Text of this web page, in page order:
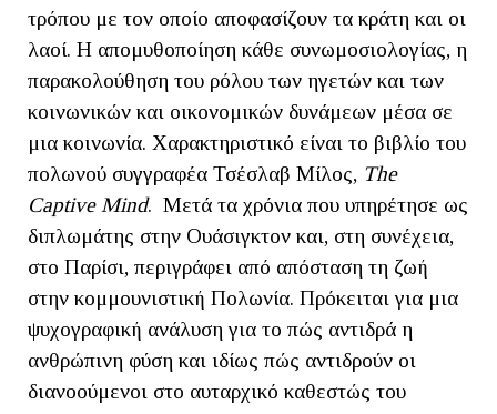
τρόπου με τον οποίο αποφασίζουν τα κράτη και οι
λαοί. Η απομυθοποίηση κάθε συνωμοσιολογίας, η
παρακολούθηση του ρόλου των ηγετών και των
κοινωνικών και οικονομικών δυνάμεων μέσα σε
μια κοινωνία. Χαρακτηριστικό είναι το βιβλίο του
πολωνού συγγραφέα Τσέσλαβ Μίλος, The
Captive Mind. Μετά τα χρόνια που υπηρέτησε ως
διπλωμάτης στην Ουάσιγκτον και, στη συνέχεια,
στο Παρίσι, περιγράφει από απόσταση τη ζωή
στην κομμουνιστική Πολωνία. Πρόκειται για μια
ψυχογραφική ανάλυση για το πώς αντιδρά η
ανθρώπινη φύση και ιδίως πώς αντιδρούν οι
διανοούμενοι στο αυταρχικό καθεστώς του